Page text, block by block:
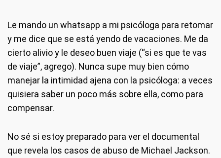
Le mando un whatsapp a mi psicóloga para retomar
y me dice que se está yendo de vacaciones. Me da
cierto alivio y le deseo buen viaje (“si es que te vas
de viaje”, agrego). Nunca supe muy bien cómo
manejar la intimidad ajena con la psicóloga: a veces
quisiera saber un poco más sobre ella, como para
compensar.
No sé si estoy preparado para ver el documental
que revela los casos de abuso de Michael Jackson.